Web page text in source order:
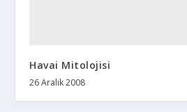
Havai Mitolojisi
26 Aralık 2008